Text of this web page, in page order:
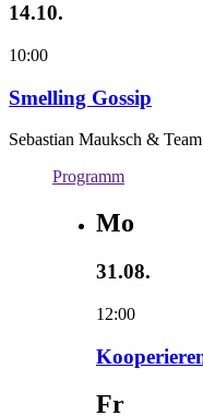
14.10.
10:00
Smelling Gossip
Sebastian Mauksch & Team
Programm
Mo
31.08.
12:00
Fr